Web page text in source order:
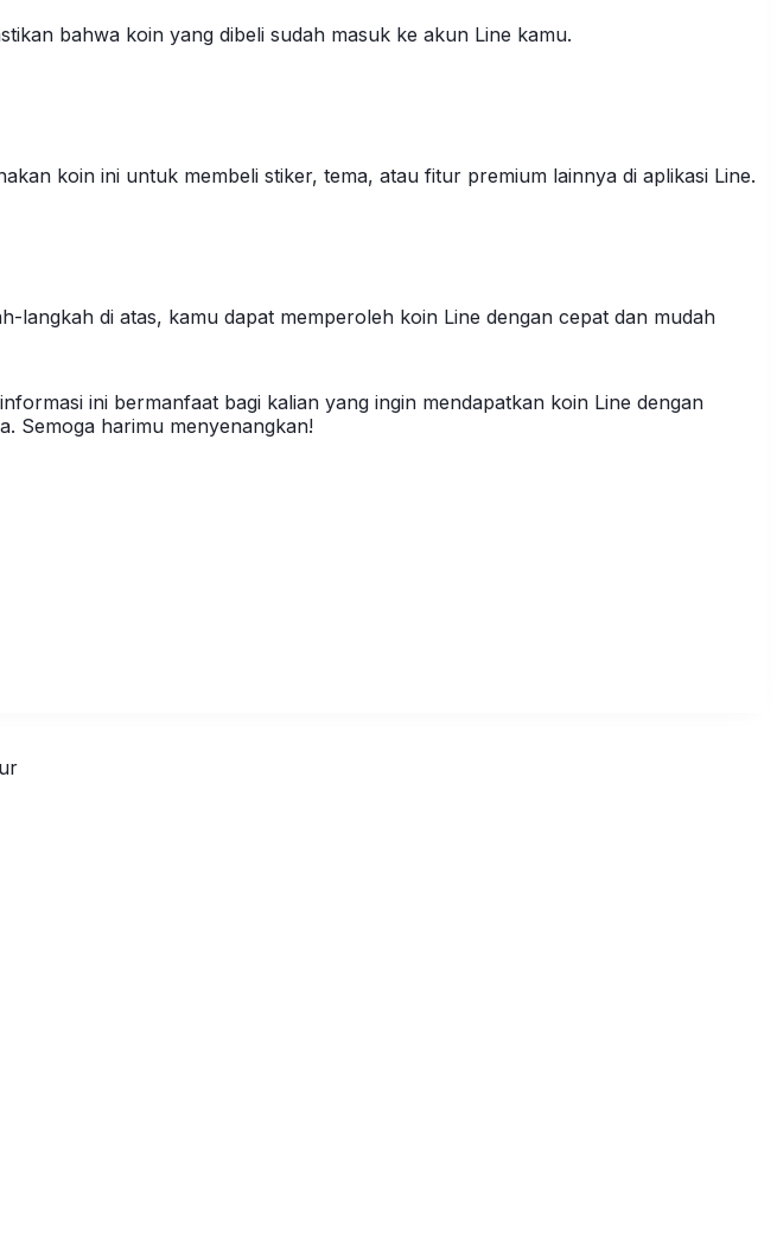
bahwa koin yang dibeli sudah masuk ke akun Line kamu.
koin ini untuk membeli stiker, tema, atau fitur premium lainnya di aplikasi Line.
di atas, kamu dapat memperoleh koin Line dengan cepat dan mudah
ini bermanfaat bagi kalian yang ingin mendapatkan koin Line dengan
Semoga harimu menyenangkan!